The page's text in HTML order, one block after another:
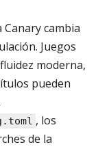
cambia
Juegos
moderna,
pueden
, los
de la